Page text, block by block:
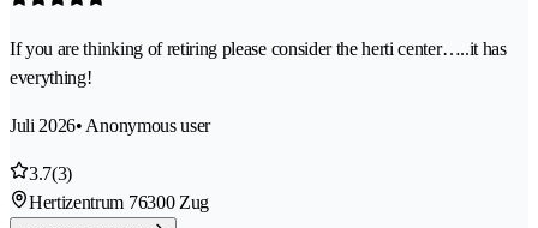
If you are thinking of retiring please consider the herti center…..it has
everything!
Juli 2026• Anonymous user
3.7(3)
Hertizentrum 76300 Zug